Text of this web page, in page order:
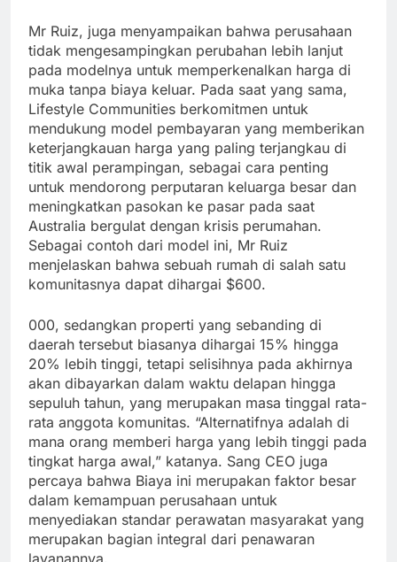
Mr Ruiz, juga menyampaikan bahwa perusahaan
tidak mengesampingkan perubahan lebih lanjut
pada modelnya untuk memperkenalkan harga di
muka tanpa biaya keluar. Pada saat yang sama,
Lifestyle Communities berkomitmen untuk
mendukung model pembayaran yang memberikan
keterjangkauan harga yang paling terjangkau di
titik awal perampingan, sebagai cara penting
untuk mendorong perputaran keluarga besar dan
meningkatkan pasokan ke pasar pada saat
Australia bergulat dengan krisis perumahan.
Sebagai contoh dari model ini, Mr Ruiz
menjelaskan bahwa sebuah rumah di salah satu
komunitasnya dapat dihargai $600.
000, sedangkan properti yang sebanding di
daerah tersebut biasanya dihargai 15% hingga
20% lebih tinggi, tetapi selisihnya pada akhirnya
akan dibayarkan dalam waktu delapan hingga
sepuluh tahun, yang merupakan masa tinggal rata-
rata anggota komunitas. “Alternatifnya adalah di
mana orang memberi harga yang lebih tinggi pada
tingkat harga awal,” katanya. Sang CEO juga
percaya bahwa Biaya ini merupakan faktor besar
dalam kemampuan perusahaan untuk
menyediakan standar perawatan masyarakat yang
merupakan bagian integral dari penawaran
layanannya.